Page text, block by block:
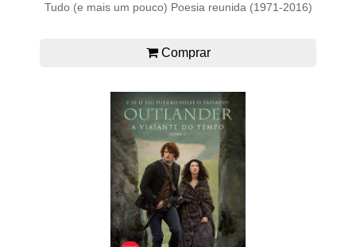
Tudo (e mais um pouco) Poesia reunida (1971-2016)
Comprar